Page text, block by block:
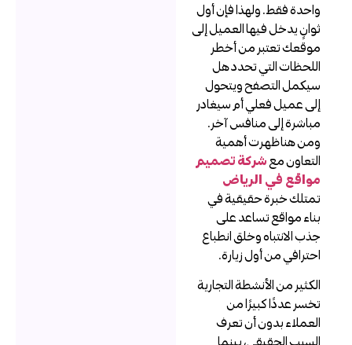
واحدة فقط. ولهذا فإن أول
ثوانٍ يدخل فيها العميل إلى
موقعك تعتبر من أخطر
اللحظات التي تحدد هل
سيكمل التصفح ويتحول
إلى عميل فعلي أم سيغادر
مباشرة إلى منافس آخر.
ومن هنا ظهرت أهمية
التعاون معشركة تصميم
مواقع في الرياض
تمتلك خبرة حقيقية في
بناء مواقع تساعد على
جذب الانتباه وخلق انطباع
احترافي من أول زيارة.
الكثير من الأنشطة التجارية
تخسر عددًا كبيرًا من
العملاء بدون أن تعرف
السبب الحقيقي، بينما